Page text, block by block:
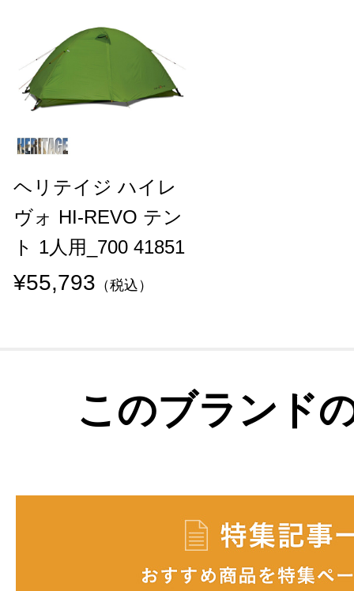
ヘリテイジ ハイレ
ヴォ HI-REVO テン
ト 1人用_700 41851
¥55,793 （税込）
このブランド